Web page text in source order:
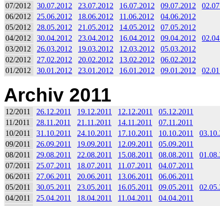
07/2012
30.07.2012 23.07.2012 16.07.2012 09.07.2012
06/2012
25.06.2012 18.06.2012 11.06.2012
04.06.2012
05/2012
28.05.2012 21.05.2012 14.05.2012
07.05.2012
04/2012
30.04.2012 23.04.2012 16.04.2012 09.04.2012
03/2012
26.03.2012 19.03.2012 12.03.2012
05.03.2012
02/2012
27.02.2012 20.02.2012 13.02.2012
06.02.2012
01/2012
30.01.2012 23.01.2012 16.01.2012 09.01.2012
Archiv 2011
12/2011 26.12.2011 19.12.2011 12.12.2011
05.12.2011
11/2011
28.11.2011 21.11.2011 14.11.2011
07.11.2011
10/2011
31.10.2011 24.10.2011 17.10.2011 10.10.2011
09/2011
26.09.2011 19.09.2011 12.09.2011
05.09.2011
08/2011
29.08.2011 22.08.2011 15.08.2011 08.08.2011
07/2011
25.07.2011 18.07.2011 11.07.2011
04.07.2011
06/2011
27.06.2011 20.06.2011 13.06.2011
06.06.2011
05/2011
30.05.2011 23.05.2011 16.05.2011 09.05.2011
04/2011
25.04.2011 18.04.2011 11.04.2011
04.04.2011